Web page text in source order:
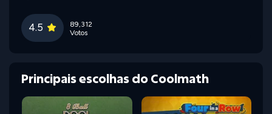
4.5
89,312
Votos
Principais escolhas do Coolmath